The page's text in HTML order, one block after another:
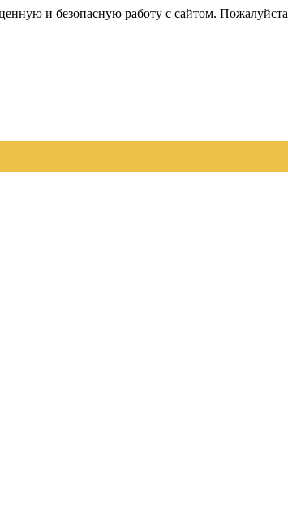
и безопасную работу с сайтом. Пожалуйста